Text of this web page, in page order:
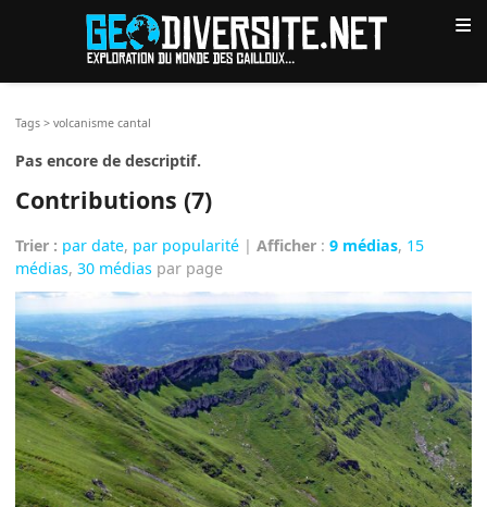
≡
Tags >volcanisme cantal
Pas encore de descriptif.
Contributions (7)
Trier : par date, par popularité |Afficher :9 médias, 15
médias,30 médias par page